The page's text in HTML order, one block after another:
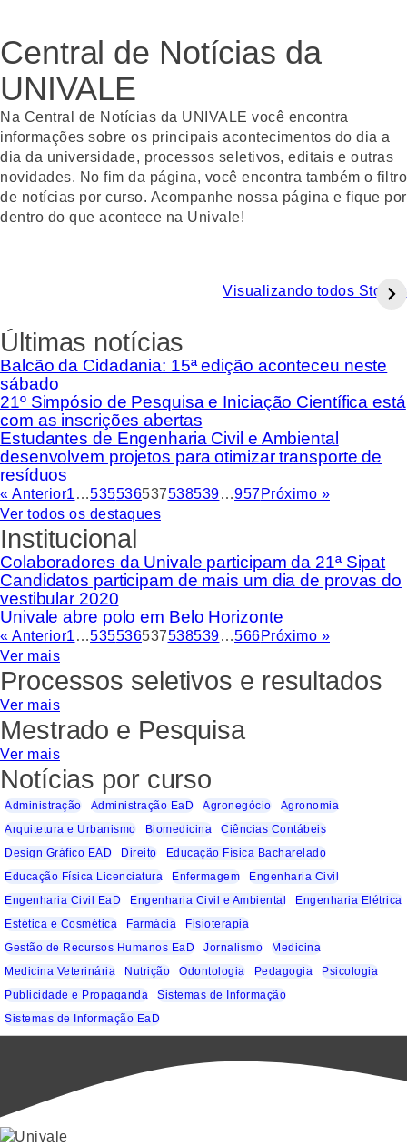
Central de Notícias da
UNIVALE
Na Central de Notícias da UNIVALE você encontra
informações sobre os principais acontecimentos do dia a
dia da universidade, processos seletivos, editais e outras
novidades. No fim da página, você encontra também o filtro
de notícias por curso. Acompanhe nossa página e fique por
dentro do que acontece na Univale!
Visualizando todos Stories
Últimas notícias
Balcão da Cidadania: 15ª edição aconteceu neste
sábado
21º Simpósio de Pesquisa e Iniciação Científica está
com as inscrições abertas
Estudantes de Engenharia Civil e Ambiental
desenvolvem projetos para otimizar transporte de
resíduos
« Anterior1 …535536537538539…957Próximo »
Ver todos os destaques
Institucional
Colaboradores da Univale participam da 21ª Sipat
Candidatos participam de mais um dia de provas do
vestibular 2020
Univale abre polo em Belo Horizonte
« Anterior1 …535536537538539…566Próximo »
Ver mais
Processos seletivos e resultados
Ver mais
Mestrado e Pesquisa
Ver mais
Notícias por curso
Administração Administração EaD Agronegócio
Agronomia
Arquitetura e Urbanismo
Biomedicina
Ciências Contábeis
Design Gráfico EAD
Direito
Educação Física Bacharelado
Educação Física Licenciatura
Enfermagem
Engenharia Civil
Engenharia Civil EaD
Engenharia Civil e Ambiental
Engenharia Elétrica
Estética e Cosmética
Farmácia
Fisioterapia
Gestão de Recursos Humanos EaD
Jornalismo
Medicina
Medicina Veterinária
Nutrição Odontologia Pedagogia
Psicologia
Publicidade e Propaganda
Sistemas de Informação
Sistemas de Informação EaD